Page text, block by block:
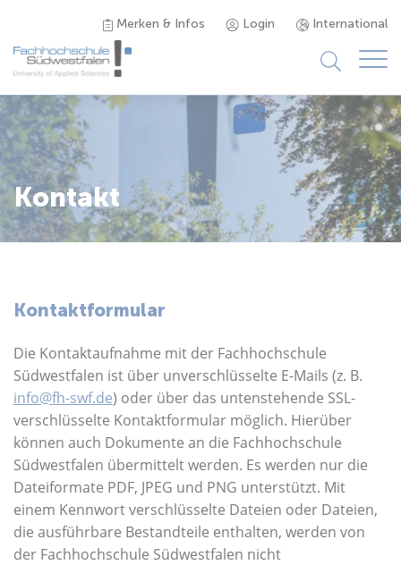
Merken & Infos Login International
Studieninteressierte
Studienangebot
Studierende
Karriere
Über uns
Kontakt
Kontaktformular
Die Kontaktaufnahme mit der Fachhochschule
Südwestfalen ist über unverschlüsselte E-Mails (z. B.
info@fh-swf.de) oder über das untenstehende SSL-
verschlüsselte Kontaktformular möglich. Hierüber
können auch Dokumente an die Fachhochschule
Südwestfalen übermittelt werden. Es werden nur die
Dateiformate PDF, JPEG und PNG unterstützt. Mit
einem Kennwort verschlüsselte Dateien oder Dateien,
die ausführbare Bestandteile enthalten, werden von
der Fachhochschule Südwestfalen nicht